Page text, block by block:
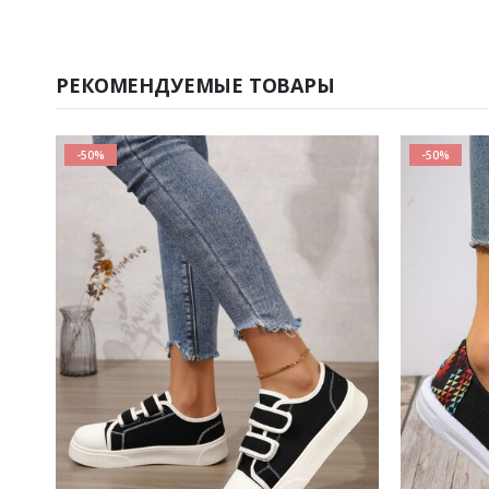
РЕКОМЕНДУЕМЫЕ ТОВАРЫ
-50% -50%